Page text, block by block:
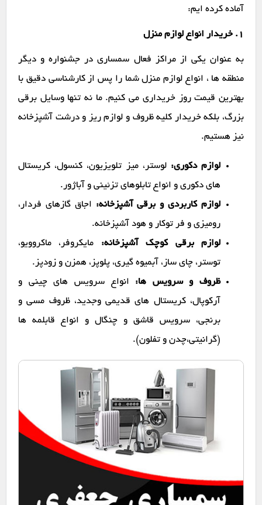
آماده کرده ایم:
1. خریدار انواع لوازم منزل
به عنوان یکی از مراکز فعال سمساری در جشنواره و دیگر
منطقه ها ، انواع لوازم منزل شما را پس از کارشناسی دقیق با
بهترین قیمت روز خریداری می کنیم. ما نه تنها وسایل برقی
بزرگ، بلکه خریدار کلیه ظروف و لوازم ریز و درشت آشپزخانه
نیز هستیم.
لوازم دکوری: لوستر، میز تلویزیون، کنسول، کریستال
های دکوری و انواع تابلوهای تزئینی و آباژور.
لوازم کاربردی و برقی آشپزخانه: اجاق گازهای فردار،
رومیزی و فر توکار و هود آشپزخانه.
لوازم برقی کوچک آشپزخانه: مایکروفر، ماکروویو،
توستر، چای ساز، آبمیوه گیری، پلوپز، همزن و زودپز.
ظروف و سرویس ها: انواع سرویس های چینی و
آرکوپال، کریستال های قدیمی وجدید، ظروف مسی و
برنجی، سرویس قاشق و چنگال و انواع قابلمه ها
(گرانیتی،چدن و تفلون).